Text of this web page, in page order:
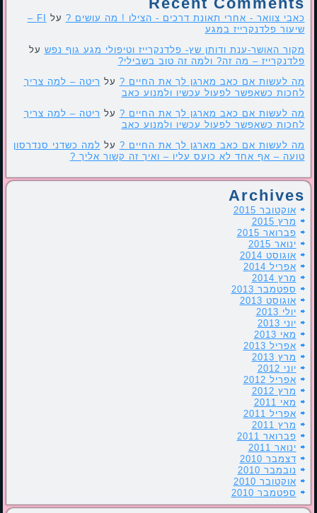
כאבי צוואר - אחרי תאונת דרכים - הצילו ! מה עושים ? על
FI –
שיעור פלדנקרייז במגע
מקור האושר-ענת ודותן שץ- פלדנקרייז וטיפולי מגע גוף נפש על
פלדנקרייז – מה זה? ולמה זה טוב בשבילי?
מה לעשות אם כאב מארגן לך את החיים ? על ריטה – למה צריך
לחכות כשאפשר לפעול עכשיו ולמנוע כאב
מה לעשות אם כאב מארגן לך את החיים ? על ריטה – למה צריך
לחכות כשאפשר לפעול עכשיו ולמנוע כאב
מה לעשות אם כאב מארגן לך את החיים ? על למה כשדני סנדרסון
טועה – אף אחד לא כועס עליו – ואיך זה קשור אליך ?
Archives
אוקטובר 2015
מרץ 2015
פברואר 2015
ינואר 2015
אוגוסט 2014
אפריל 2014
מרץ 2014
ספטמבר 2013
אוגוסט 2013
יולי 2013
יוני 2013
מאי 2013
אפריל 2013
מרץ 2013
יוני 2012
אפריל 2012
מרץ 2012
מאי 2011
אפריל 2011
מרץ 2011
פברואר 2011
ינואר 2011
דצמבר 2010
נובמבר 2010
אוקטובר 2010
ספטמבר 2010